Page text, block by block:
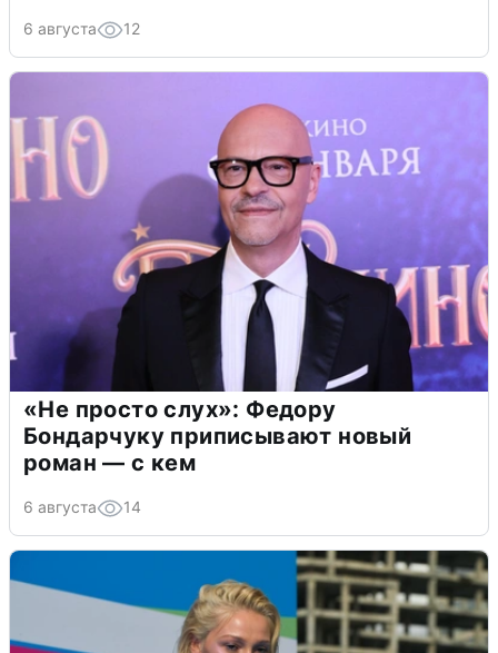
6 августа 12
«Не просто слух»: Федору
Бондарчуку приписывают новый
роман — с кем
6 августа 14